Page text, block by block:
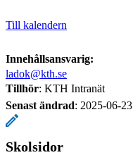
Till kalendern
Innehållsansvarig:
ladok@kth.se
Tillhör: KTH Intranät
Senast ändrad: 2025-06-23
Skolsidor